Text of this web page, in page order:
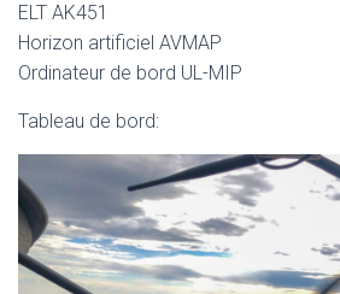
ELT AK451
Horizon artificiel AVMAP
Ordinateur de bord UL-MIP
Tableau de bord: